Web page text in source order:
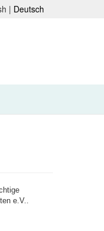
| Deutsch
e.V..